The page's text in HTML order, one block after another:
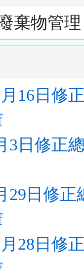
棄物管理
16日修
3日修正
29日修正
28日修